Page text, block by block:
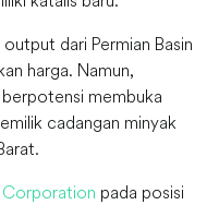
dari Permian Basin
harga. Namun,
membuka
cadangan minyak
pada posisi